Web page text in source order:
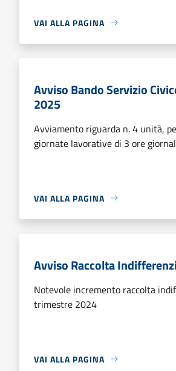
VAI ALLA PAGINA
Avviso Bando Servizio
2025
Avviamento riguarda n. 4 unità,
giornate lavorative di 3 ore
VAI ALLA PAGINA
Avviso Raccolta
Notevole incremento raccolta
trimestre 2024
VAI ALLA PAGINA